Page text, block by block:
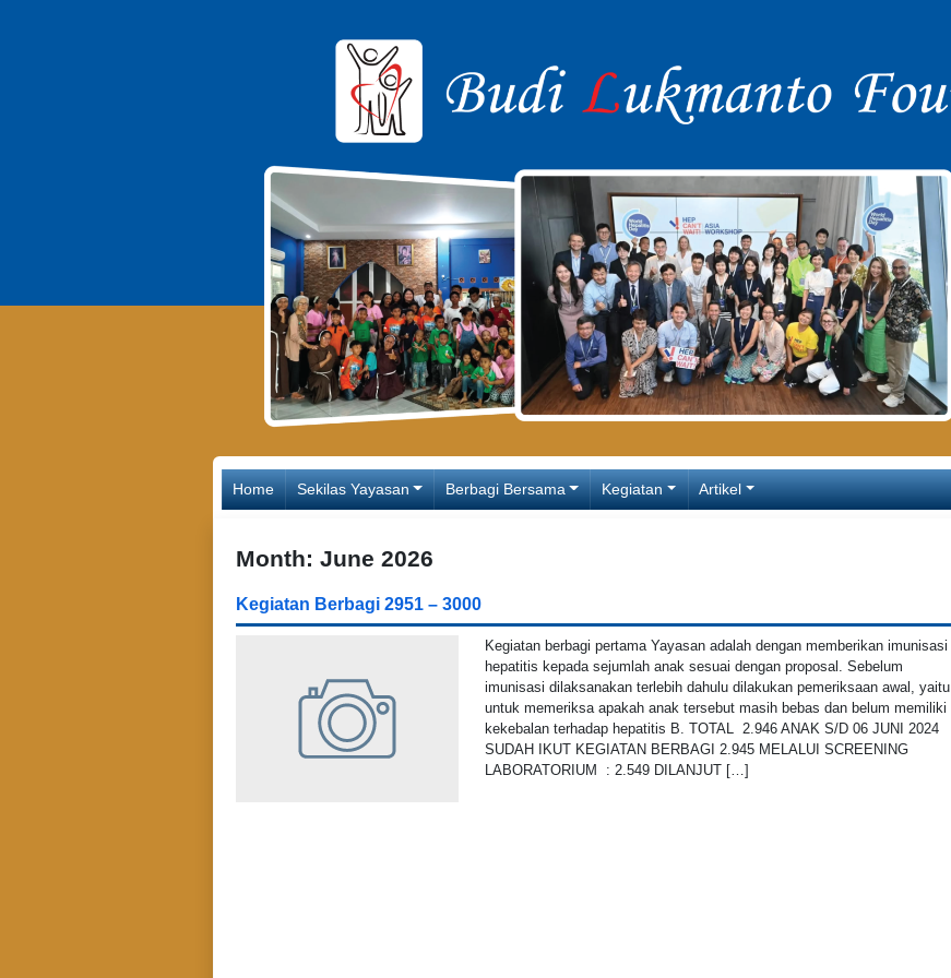
Home Sekilas Yayasan Berbagi Bersama Kegiatan Artikel
Month: June 2026
Kegiatan Berbagi 2951 – 3000
Kegiatan berbagi pertama Yayasan adalah dengan memberikan imunisasi
hepatitis kepada sejumlah anak sesuai dengan proposal. Sebelum
imunisasi dilaksanakan terlebih dahulu dilakukan pemeriksaan awal, yaitu
untuk memeriksa apakah anak tersebut masih bebas dan belum memiliki
kekebalan terhadap hepatitis B. TOTAL 2.946 ANAK S/D 06 JUNI 2024
SUDAH IKUT KEGIATAN BERBAGI 2.945 MELALUI SCREENING
LABORATORIUM : 2.549 DILANJUT […]